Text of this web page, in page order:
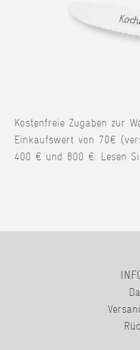
Kostenfreie Zugaben zur
Einkaufswert von 70€
400 € und 800 €. Lesen